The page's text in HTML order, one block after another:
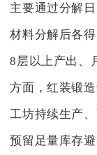
主要通过分解
材料分解后各
8层以上产出、
方面，红装锻
工坊持续生产
预留足量库存避